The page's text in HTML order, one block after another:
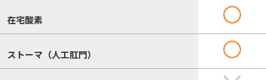
在宅酸素
ストーマ（人工肛門）